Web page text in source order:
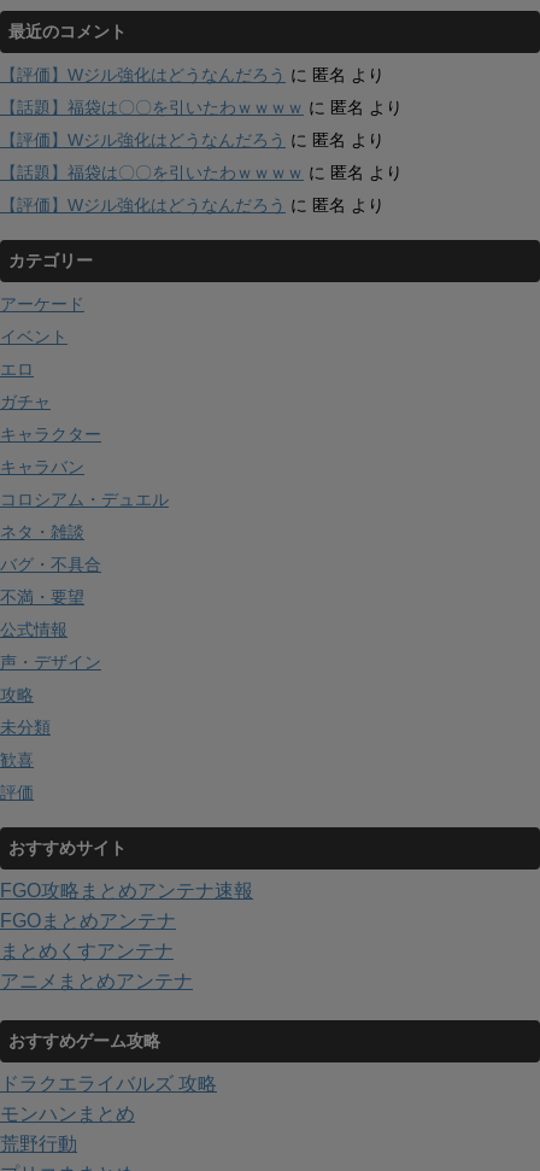
最近のコメント
【評価】Wジル強化はどうなんだろう に 匿名 より
【話題】福袋は〇〇を引いたわｗｗｗｗ に 匿名 より
【評価】Wジル強化はどうなんだろう に 匿名 より
【話題】福袋は〇〇を引いたわｗｗｗｗ に 匿名 より
【評価】Wジル強化はどうなんだろう に 匿名 より
カテゴリー
アーケード
イベント
エロ
ガチャ
キャラクター
キャラバン
コロシアム・デュエル
ネタ・雑談
バグ・不具合
不満・要望
公式情報
声・デザイン
攻略
未分類
歓喜
評価
おすすめサイト
FGO攻略まとめアンテナ速報
FGOまとめアンテナ
まとめくすアンテナ
アニメまとめアンテナ
おすすめゲーム攻略
ドラクエライバルズ 攻略
モンハンまとめ
荒野行動